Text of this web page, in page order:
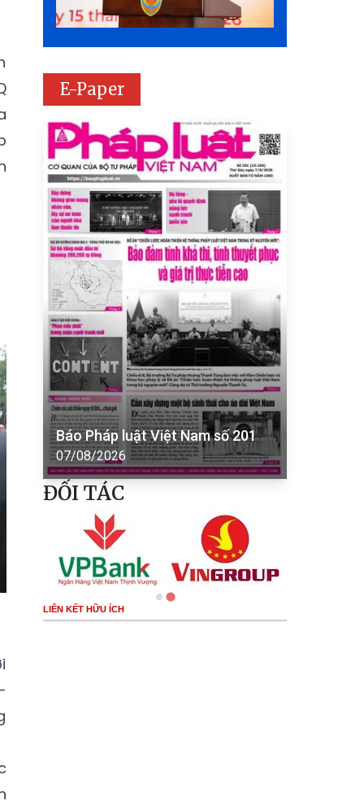
E-Paper
Báo Pháp luật Việt Nam số 201
07/08/2026
ĐỐI TÁC
LIÊN KẾT HỮU ÍCH